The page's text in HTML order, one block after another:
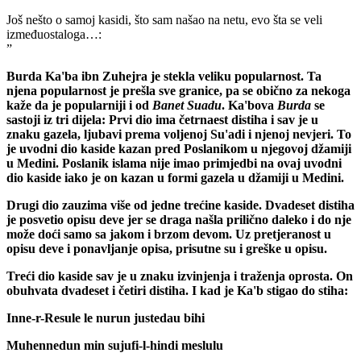
Još nešto o samoj kasidi, što sam našao na netu, evo šta se veli
izmeđuostaloga…:
”
Burda Ka'ba ibn Zuhejra je stekla veliku popularnost. Ta
njena popularnost je prešla sve granice, pa se obično za nekoga
kaže da je popularniji i od Banet Suadu. Ka'bova Burda se
sastoji iz tri dijela: Prvi dio ima četrnaest distiha i sav je u
znaku gazela, ljubavi prema voljenoj Su'adi i njenoj nevjeri. To
je uvodni dio kaside kazan pred Poslanikom u njegovoj džamiji
u Medini. Poslanik islama nije imao primjedbi na ovaj uvodni
dio kaside iako je on kazan u formi gazela u džamiji u Medini.
Drugi dio zauzima više od jedne trećine kaside. Dvadeset distiha
je posvetio opisu deve jer se draga našla prilično daleko i do nje
može doći samo sa jakom i brzom devom. Uz pretjeranost u
opisu deve i ponavljanje opisa, prisutne su i greške u opisu.
Treći dio kaside sav je u znaku izvinjenja i traženja oprosta. On
obuhvata dvadeset i četiri distiha. I kad je Ka'b stigao do stiha:
Inne-r-Resule le nurun justedau bihi
Muhennedun min sujufi-l-hindi meslulu